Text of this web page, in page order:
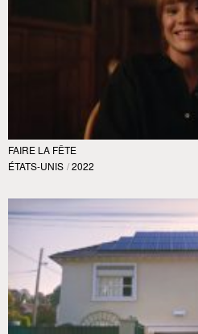
FAIRE LA FÊTE
ÉTATS-UNIS / 2022